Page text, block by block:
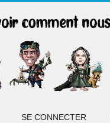
SE CONNECTER